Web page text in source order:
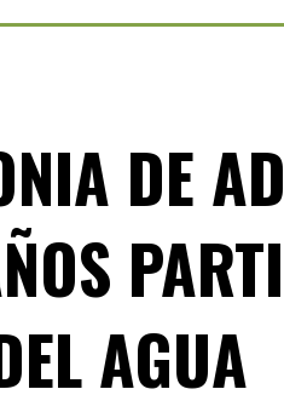
DE
AGUA